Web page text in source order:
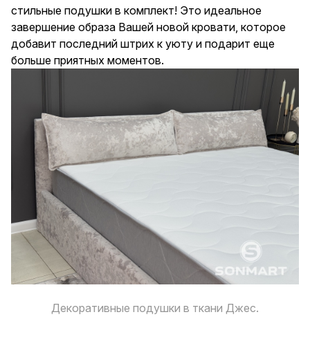
стильные подушки в комплект! Это идеальное
завершение образа Вашей новой кровати, которое
добавит последний штрих к уюту и подарит еще
больше приятных моментов.
Декоративные подушки в ткани Джес.